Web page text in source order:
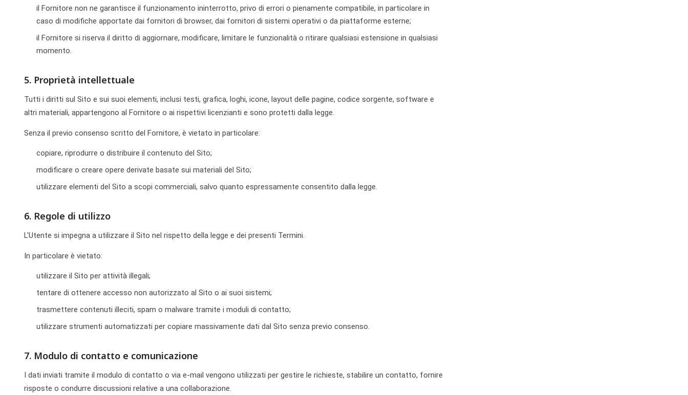
il Fornitore non ne garantisce il funzionamento ininterrotto, privo di errori o pienamente compatibile, in particolare in
caso di modifiche apportate dai fornitori di browser, dai fornitori di sistemi operativi o da piattaforme esterne;
il Fornitore si riserva il diritto di aggiornare, modificare, limitare le funzionalità o ritirare qualsiasi estensione in qualsiasi
momento.
5. Proprietà intellettuale
Tutti i diritti sul Sito e sui suoi elementi, inclusi testi, grafica, loghi, icone, layout delle pagine, codice sorgente, software e
altri materiali, appartengono al Fornitore o ai rispettivi licenzianti e sono protetti dalla legge.
Senza il previo consenso scritto del Fornitore, è vietato in particolare:
copiare, riprodurre o distribuire il contenuto del Sito;
modificare o creare opere derivate basate sui materiali del Sito;
utilizzare elementi del Sito a scopi commerciali, salvo quanto espressamente consentito dalla legge.
6. Regole di utilizzo
L'Utente si impegna a utilizzare il Sito nel rispetto della legge e dei presenti Termini.
In particolare è vietato:
utilizzare il Sito per attività illegali;
tentare di ottenere accesso non autorizzato al Sito o ai suoi sistemi;
trasmettere contenuti illeciti, spam o malware tramite i moduli di contatto;
utilizzare strumenti automatizzati per copiare massivamente dati dal Sito senza previo consenso.
7. Modulo di contatto e comunicazione
I dati inviati tramite il modulo di contatto o via e-mail vengono utilizzati per gestire le richieste, stabilire un contatto, fornire
risposte o condurre discussioni relative a una collaborazione.